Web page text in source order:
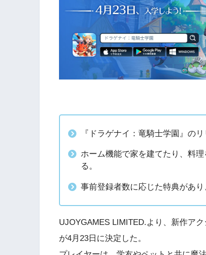
『ドラゲナイ：竜騎士学園』の
ホーム機能で家を建てたり、料
る。
事前登録者数に応じた特典があ
UJOYGAMES LIMITED.より、新作ア
が4月23日に決定した。